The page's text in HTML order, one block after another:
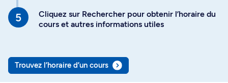
Cliquez sur Rechercher pour obtenir l’horaire du
cours et autres informations utiles
Trouvez l’horaire d’un cours